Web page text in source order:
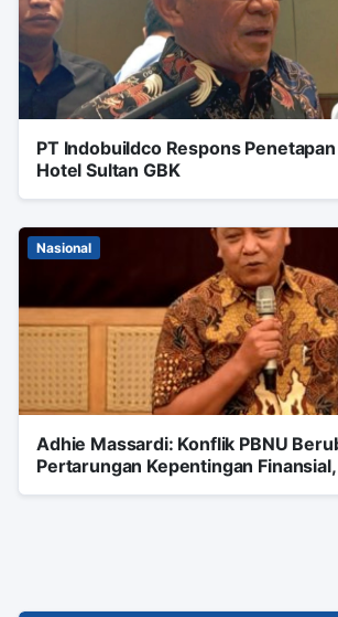
PT Indobuildco Respons
Hotel Sultan GBK
Nasional
Adhie Massardi: Konflik PBNU
Pertarungan Kepentingan